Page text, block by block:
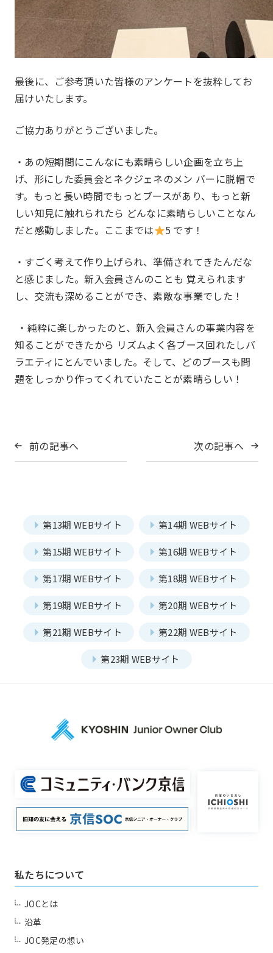
最後に、ご参考頂いた皆様のアンケートを抜粋してお
届けいたします。
ご協力ありがとうございました。
・あの短期間にこんなにも素晴らしい企画を⽴ち上
げ、形にした委員会とネクジェネのメン バーに脱帽で
す。もっと⻑い時間でもっとブースがあり、もっと新
しい知⾒に触れられたら どんなに素晴らしいことなん
だと感動しました。ここまでは
5 です！
・すごく考えて作り上げられ、準備されてきたんだな
と感じました。新⼊会員さんのことも 覚えられます
し、交流も深めることができ、素敵な事業でした！
・純粋に楽しかったのと、新⼊会員さんの事業内容を
知ることができたから リズムよく各ブース回れたしバ
ラエティにとんでいました。そして、どのブースも問
題をしっかり作ってくれていたことが素晴らしい！
前の記事へ 次の記事へ
第13期 WEBサイト 第14期 WEBサイト
第15期 WEBサイト 第16期 WEBサイト
第17期 WEBサイト 第18期 WEBサイト
第19期 WEBサイト 第20期 WEBサイト
第21期 WEBサイト 第22期 WEBサイト
第23期 WEBサイト
私たちについて
JOCとは
沿革
JOC発足の想い